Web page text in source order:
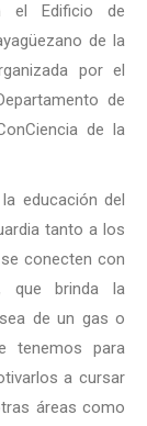
el Edificio de
de la
por el
de
de la
educación del
tanto a los
conecten con
que brinda la
de un gas o
tenemos para
a cursar
áreas como